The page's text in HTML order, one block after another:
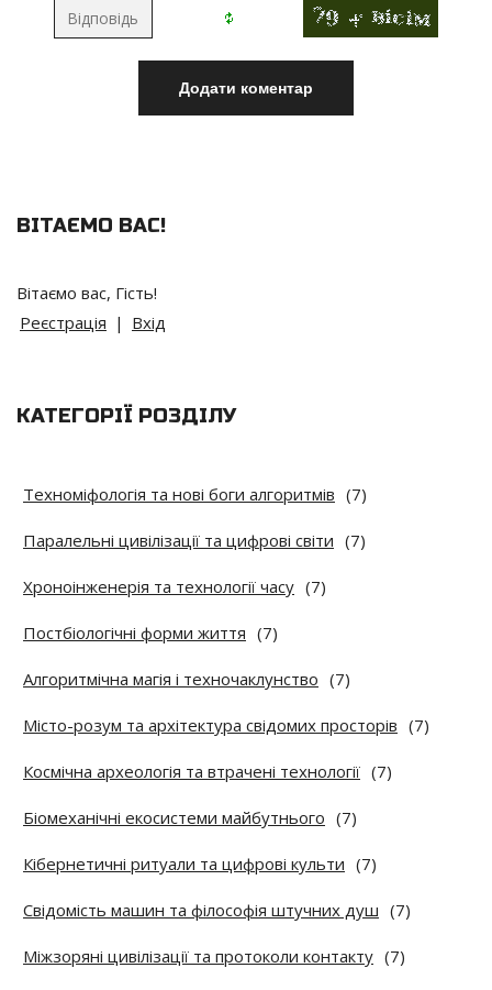
ВІТАЄМО ВАС!
Вітаємо вас, Гість!
Реєстрація | Вхід
КАТЕГОРІЇ РОЗДІЛУ
Техноміфологія та нові боги алгоритмів (7)
Паралельні цивілізації та цифрові світи (7)
Хроноінженерія та технології часу (7)
Постбіологічні форми життя (7)
Алгоритмічна магія і техночаклунство (7)
Місто-розум та архітектура свідомих просторів (7)
Космічна археологія та втрачені технології (7)
Біомеханічні екосистеми майбутнього (7)
Кібернетичні ритуали та цифрові культи (7)
Свідомість машин та філософія штучних душ (7)
Міжзоряні цивілізації та протоколи контакту (7)